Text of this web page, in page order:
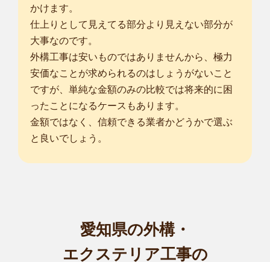
かけます。
仕上りとして見えてる部分より見えない部分が
大事なのです。
外構工事は安いものではありませんから、極力
安価なことが求められるのはしょうがないこと
ですが、単純な金額のみの比較では将来的に困
ったことになるケースもあります。
金額ではなく、信頼できる業者かどうかで選ぶ
と良いでしょう。
愛知県の外構・
エクステリア工事の